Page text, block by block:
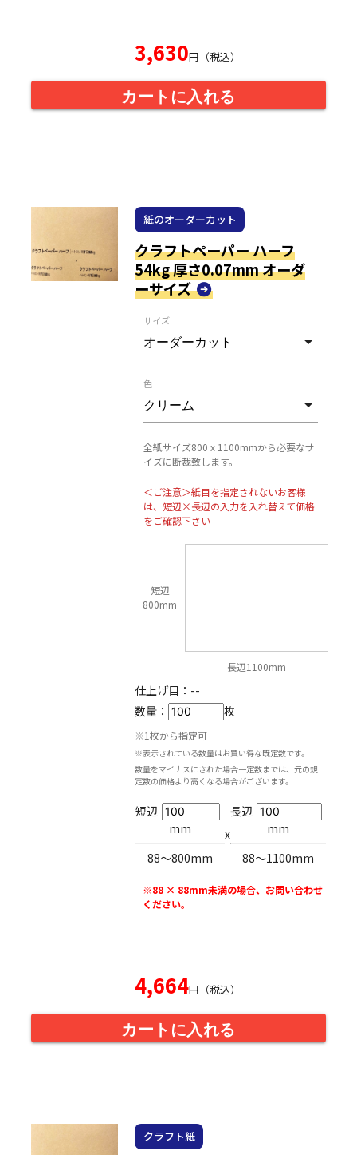
3,630円（税込）
カートに入れる
紙のオーダーカット
クラフトペーパー ハーフ
54kg 厚さ0.07mm オーダ
ーサイズ
サイズ
色
全紙サイズ800 x 1100mmから必要なサ
イズに断裁致します。
＜ご注意＞紙目を指定されないお客様
は、短辺×長辺の入力を入れ替えて価格
をご確認下さい
短辺
800mm
長辺1100mm
仕上げ目： --
数量：
枚
※1枚から指定可
※表示されている数量はお買い得な既定数です。
数量をマイナスにされた場合一定数までは、元の規
定数の価格より高くなる場合がございます。
短辺
mm
88〜800mm
x
長辺
mm
88〜1100mm
※88 × 88mm未満の場合、お問い合わせ
ください。
4,664円（税込）
カートに入れる
クラフト紙